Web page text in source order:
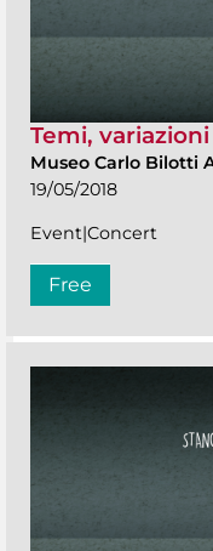
Temi,
Museo Carlo Bilotti
19/05/2018
Event|Concert
Free